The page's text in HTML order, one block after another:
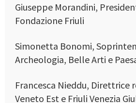
Giuseppe Morandini,
Fondazione Friuli
Simonetta Bonomi,
Archeologia, Belle Arti e
Francesca Nieddu, Direttrice
Veneto Est e Friuli Venezia